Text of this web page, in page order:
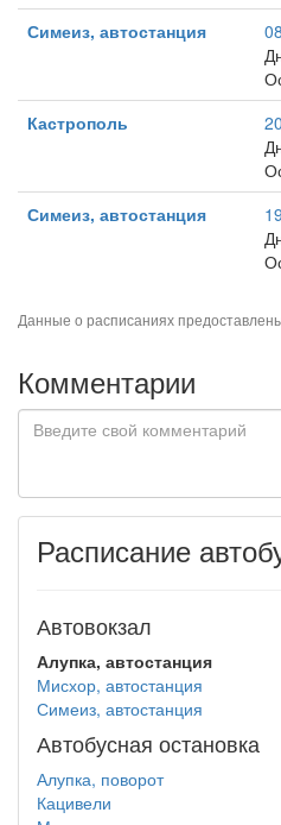
Симеиз, автостанция
Кастрополь
Симеиз, автостанция
Данные о расписаниях
Комментарии
Расписание
Автовокзал
Алупка, автостанция
Мисхор, автостанция
Симеиз, автостанция
Автобусная остановка
Алупка, поворот
Кацивели